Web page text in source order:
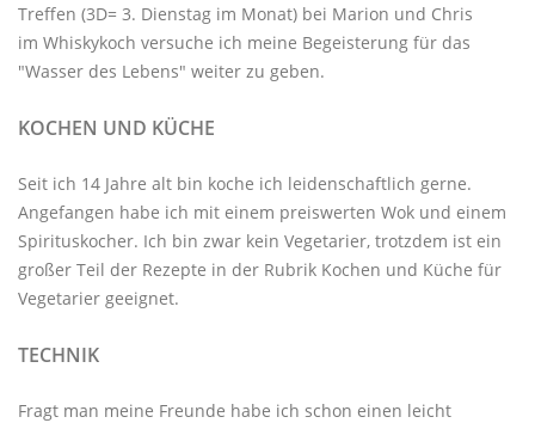
Treffen (3D= 3. Dienstag im Monat) bei Marion und Chris
im Whiskykoch versuche ich meine Begeisterung für das
"Wasser des Lebens" weiter zu geben.
KOCHEN UND KÜCHE
Seit ich 14 Jahre alt bin koche ich leidenschaftlich gerne.
Angefangen habe ich mit einem preiswerten Wok und einem
Spirituskocher. Ich bin zwar kein Vegetarier, trotzdem ist ein
großer Teil der Rezepte in der Rubrik Kochen und Küche für
Vegetarier geeignet.
TECHNIK
Fragt man meine Freunde habe ich schon einen leicht